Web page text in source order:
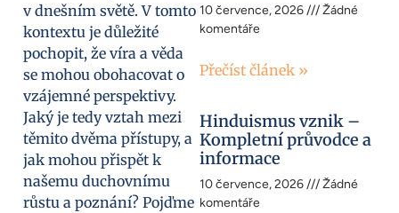
v dnešním světě. V tomto
kontextu je důležité
pochopit, že víra a věda
se mohou obohacovat o
vzájemné perspektivy.
Jaký je tedy vztah mezi
těmito dvěma přístupy, a
jak mohou přispět k
našemu duchovnímu
růstu a poznání? Pojďme
10 července, 2026
Žádné
komentáře
Přečíst článek »
Hinduismus vznik –
Kompletní průvodce a
informace
10 července, 2026
Žádné
komentáře